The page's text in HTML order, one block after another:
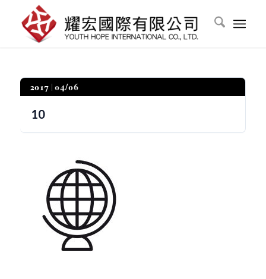
2017 04/06
10